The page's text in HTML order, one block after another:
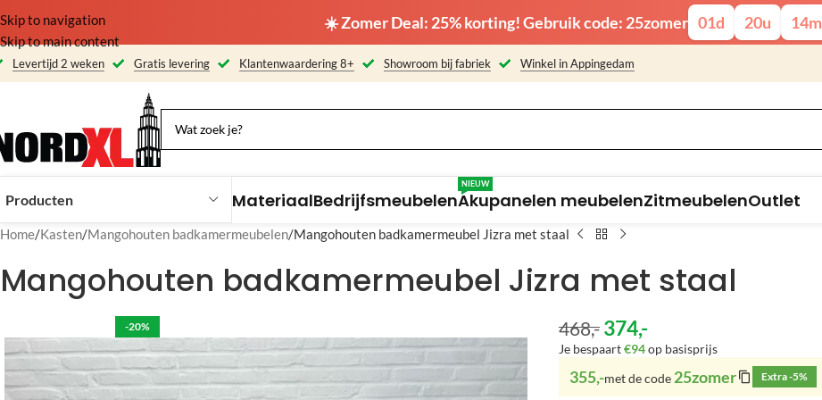
☀️ Zomer Deal: 25% korting! Gebruik code: 25zomer 01d 20u 14m
Skip to navigation
Skip to main content
Levertijd 2 weken Gratis levering Klantenwaardering 8+ Showroom bij fabriek Winkel in Appingedam
Producten MateriaalBedrijfsmeubelenAkupanelen meubelen
NIEUW
ZitmeubelenOutlet
Home Kasten Mangohouten badkamermeubelen Mangohouten badkamermeubel Jizra met staal
Mangohouten badkamermeubel Jizra met staal
-20% 468,- 374,-
Je bespaart€94op basisprijs
355,-met de code 25zomer Extra -5%